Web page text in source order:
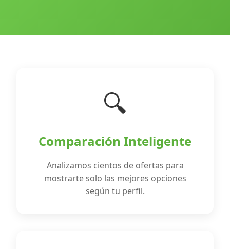
🔍
Comparación Inteligente
Analizamos cientos de ofertas para
mostrarte solo las mejores opciones
según tu perfil.